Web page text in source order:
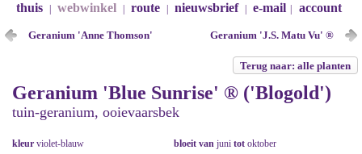
thuis webwinkel route nieuwsbrief e-mail account
Geranium 'Anne Thomson' Geranium 'J.S. Matu Vu' ®
Terug naar: alle planten
Geranium 'Blue Sunrise' ® ('Blogold')
tuin-geranium, ooievaarsbek
kleur violet-blauw bloeit van juni tot oktober